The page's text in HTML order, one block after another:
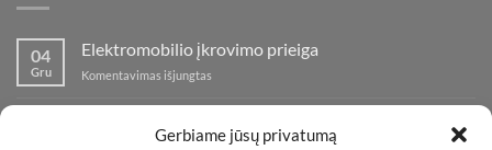
Gerbiame jūsų privatumą
04
Gru
Elektromobilio įkrovimo prieiga
Komentavimas išjungtas
prieiga
Komentavimas išjungtasįraše